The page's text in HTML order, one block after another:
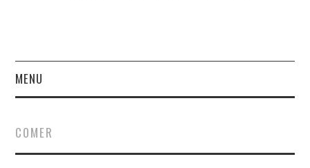
MENU
FINANCE
COMER